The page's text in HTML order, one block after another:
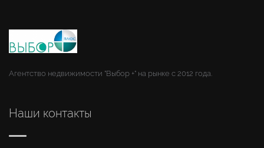
Агентство недвижимости "Выбор +" на рынке с 2012 года.
Наши контакты